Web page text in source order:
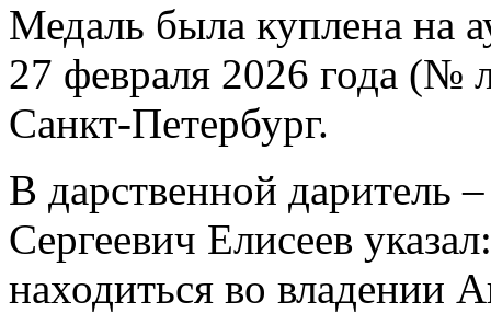
Медаль была куплена на
27 февраля 2026 года (№
Санкт-Петербург.
В дарственной даритель
Сергеевич Елисеев
находиться во владении